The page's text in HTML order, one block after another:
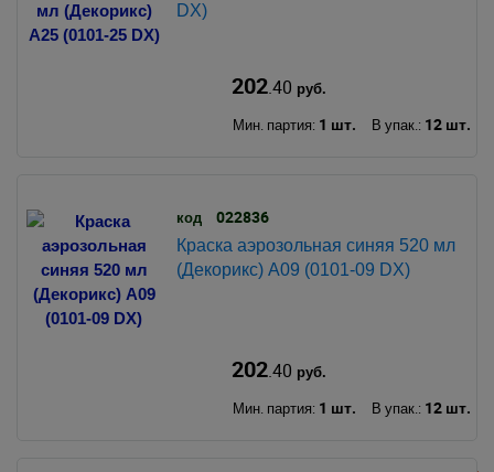
DX)
202.40 руб.
Мин. партия: 1 шт. В упак.: 12 шт.
код 022836
Краска аэрозольная синяя 520 мл
(Декорикс) А09 (0101-09 DX)
202.40 руб.
Мин. партия: 1 шт. В упак.: 12 шт.